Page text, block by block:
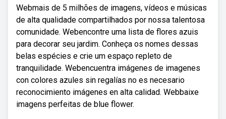
Webmais de 5 milhões de imagens, vídeos e músicas
de alta qualidade compartilhados por nossa talentosa
comunidade. Webencontre uma lista de flores azuis
para decorar seu jardim. Conheça os nomes dessas
belas espécies e crie um espaço repleto de
tranquilidade. Webencuentra imágenes de imagenes
con colores azules sin regalías no es necesario
reconocimiento imágenes en alta calidad. Webbaixe
imagens perfeitas de blue flower.